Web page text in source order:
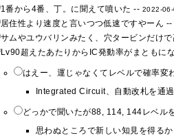
1番から4番、丁。に聞えて噴いた -- 2022-
居住性より速度と言いつつ低速ですやーん
サムやユウバリンみたく、穴タービンだけ
Lv90超えたあたりからIC発動率がまとも
はえー、運じゃなくてレベルで確率変
Integrated Circuit、自動改札を通
どっかで聞いたが88, 114, 144レベル
思わぬところで新しい知見を得る